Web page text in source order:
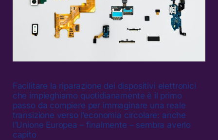
Facilitare la riparazione dei dispositivi elettronici
che impieghiamo quotidianamente è il primo
passo da compiere per immaginare una reale
transizione verso l’economia circolare: anche
l’Unione Europea – finalmente – sembra averlo
capito